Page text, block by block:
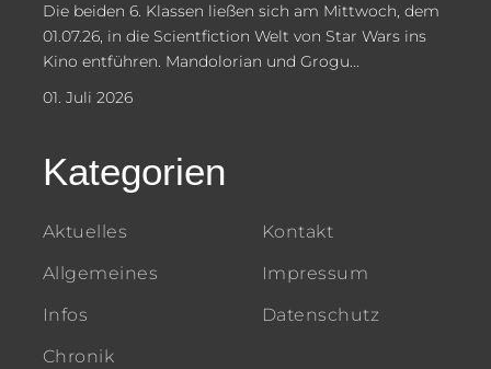
Die beiden 6. Klassen ließen sich am Mittwoch, dem
01.07.26, in die Scientfiction Welt von Star Wars ins
Kino entführen. Mandolorian und Grogu...
01. Juli 2026
Kategorien
Aktuelles
Allgemeines
Infos
Chronik
Kontakt
Impressum
Datenschutz